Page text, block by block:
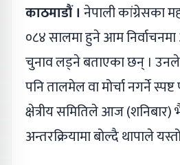
काठमाडौं । नेपाली कांग्रेसका
०८४ सालमा हुने आम
चुनाव लड्ने बताएका छन् ।
पनि तालमेल वा मोर्चा नगर्ने
क्षेत्रीय समितिले आज (शनिबार)
अन्तरक्रियामा बोल्दै थापाले